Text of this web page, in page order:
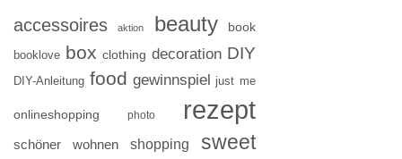
accessoires aktion beauty book
booklove box clothing decoration DIY
DIY-Anleitung food gewinnspiel just me
onlineshopping photo rezept
schöner wohnen shopping
sweet